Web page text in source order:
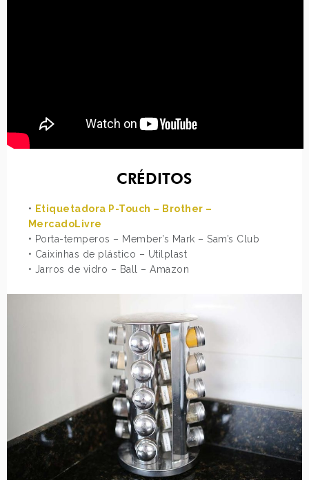
CRÉDITOS
• Etiquetadora P-Touch – Brother –
MercadoLivre
• Porta-temperos – Member’s Mark – Sam’s Club
• Caixinhas de plástico – Utilplast
• Jarros de vidro – Ball – Amazon